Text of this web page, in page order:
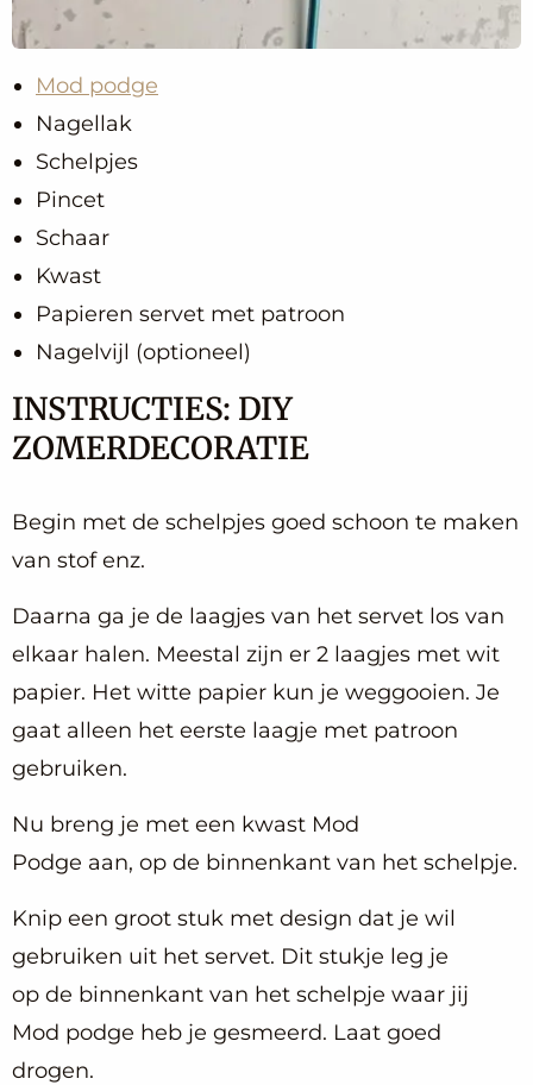
Mod podge
Nagellak
Schelpjes
Pincet
Schaar
Kwast
Papieren servet met patroon
Nagelvijl (optioneel)
INSTRUCTIES: DIY
ZOMERDECORATIE
Begin met de schelpjes goed schoon te maken
van stof enz.
Daarna ga je de laagjes van het servet los van
elkaar halen. Meestal zijn er 2 laagjes met wit
papier. Het witte papier kun je weggooien. Je
gaat alleen het eerste laagje met patroon
gebruiken.
Nu breng je met een kwast Mod
Podge aan, op de binnenkant van het schelpje.
Knip een groot stuk met design dat je wil
gebruiken uit het servet. Dit stukje leg je
op de binnenkant van het schelpje waar jij
Mod podge heb je gesmeerd. Laat goed
drogen.